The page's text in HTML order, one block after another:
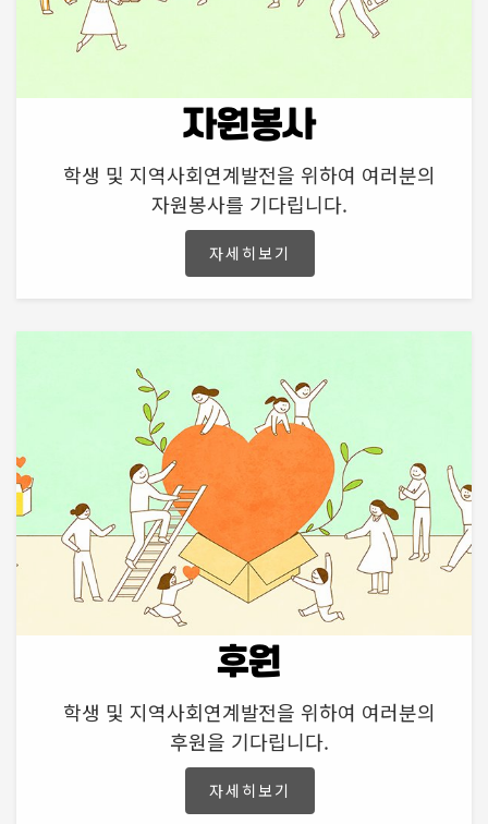
자원봉사
학생 및 지역사회연계발전을 위하여 여러분의
자원봉사를 기다립니다.
자세히보기
후원
학생 및 지역사회연계발전을 위하여 여러분의
후원을 기다립니다.
자세히보기